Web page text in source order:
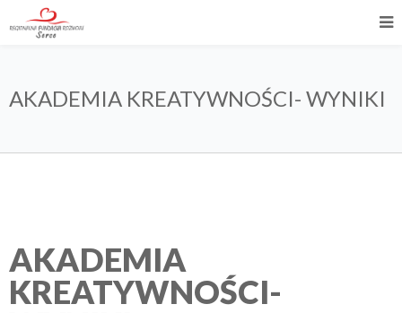
AKADEMIA KREATYWNOŚCI- WYNIKI
AKADEMIA
KREATYWNOŚCI-